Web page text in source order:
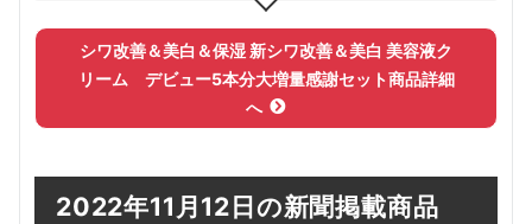
シワ改善＆美白＆保湿 新シワ改善＆美白 美容液ク
リーム デビュー5本分大増量感謝セット商品詳細
へ
2022年11月12日の新聞掲載商品